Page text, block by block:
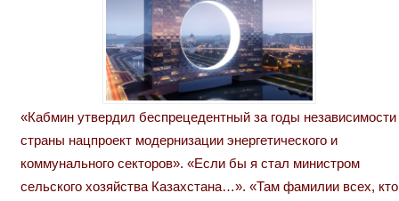
«Кабмин утвердил беспрецедентный за годы независимости
страны нацпроект модернизации энергетического и
коммунального секторов». «Если бы я стал министром
сельского хозяйства Казахстана…». «Там фамилии всех, кто